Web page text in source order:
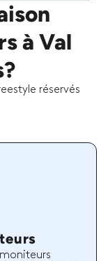
à Val
réservés